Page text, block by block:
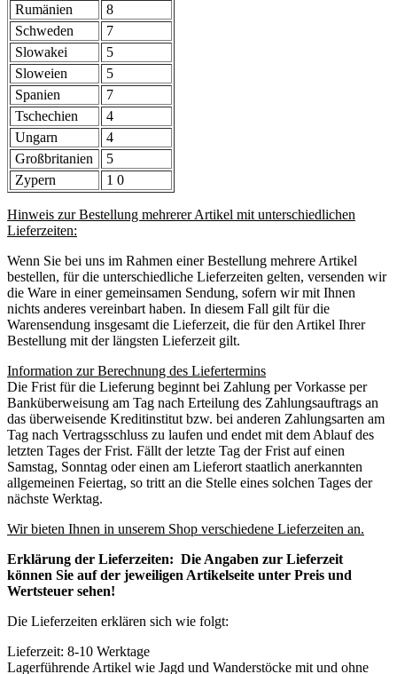
Rumänien
8
Schweden
7
Slowakei
5
Sloweien
5
Spanien
7
Tschechien
4
Ungarn
4
Großbritanien
5
Zypern
1 0
Hinweis zur Bestellung mehrerer Artikel mit unterschiedlichen
Lieferzeiten:
Wenn Sie bei uns im Rahmen einer Bestellung mehrere Artikel
bestellen, für die unterschiedliche Lieferzeiten gelten, versenden wir
die Ware in einer gemeinsamen Sendung, sofern wir mit Ihnen
nichts anderes vereinbart haben. In diesem Fall gilt für die
Warensendung insgesamt die Lieferzeit, die für den Artikel Ihrer
Bestellung mit der längsten Lieferzeit gilt.
Information zur Berechnung des Liefertermins
Die Frist für die Lieferung beginnt bei Zahlung per Vorkasse per
Banküberweisung am Tag nach Erteilung des Zahlungsauftrags an
das überweisende Kreditinstitut bzw. bei anderen Zahlungsarten am
Tag nach Vertragsschluss zu laufen und endet mit dem Ablauf des
letzten Tages der Frist. Fällt der letzte Tag der Frist auf einen
Samstag, Sonntag oder einen am Lieferort staatlich anerkannten
allgemeinen Feiertag, so tritt an die Stelle eines solchen Tages der
nächste Werktag.
Wir bieten Ihnen in unserem Shop verschiedene Lieferzeiten an.
Erklärung der Lieferzeiten: Die Angaben zur Lieferzeit
können Sie auf der jeweiligen Artikelseite unter Preis und
Wertsteuer sehen!
Die Lieferzeiten erklären sich wie folgt:
Lieferzeit: 8-10 Werktage
Lagerführende Artikel wie Jagd und Wanderstöcke mit und ohne